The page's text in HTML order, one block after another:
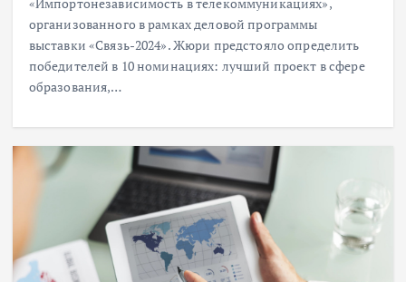
организованного в рамках деловой программы
выставки «Связь-2024». Жюри предстояло определить
победителей в 10 номинациях: лучший проект в сфере
образования,…